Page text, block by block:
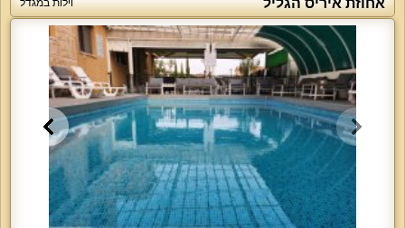
אחוזת איריס הגליל וילות במגדל